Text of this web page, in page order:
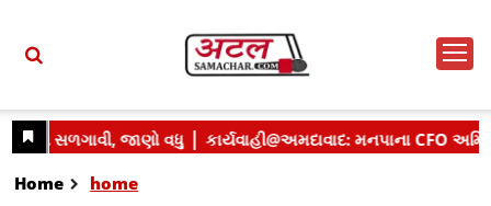
Home home